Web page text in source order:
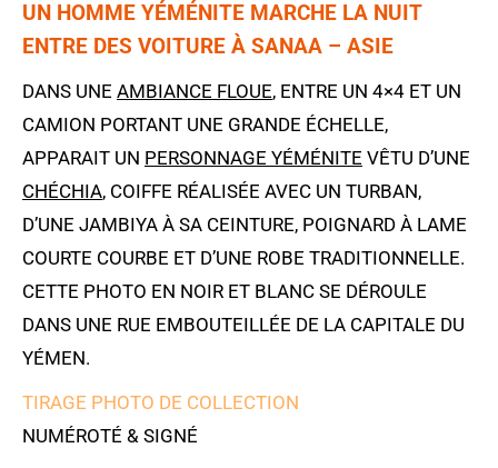
UN HOMME YÉMÉNITE MARCHE LA NUIT
ENTRE DES VOITURE À SANAA – ASIE
DANS UNE AMBIANCE FLOUE, ENTRE UN 4×4 ET UN
CAMION PORTANT UNE GRANDE ÉCHELLE,
APPARAIT UN PERSONNAGE YÉMÉNITE VÊTU D’UNE
CHÉCHIA, COIFFE RÉALISÉE AVEC UN TURBAN,
D’UNE JAMBIYA À SA CEINTURE, POIGNARD À LAME
COURTE COURBE ET D’UNE ROBE TRADITIONNELLE.
CETTE PHOTO EN NOIR ET BLANC SE DÉROULE
DANS UNE RUE EMBOUTEILLÉE DE LA CAPITALE DU
YÉMEN.
TIRAGE PHOTO DE COLLECTION
NUMÉROTÉ & SIGNÉ